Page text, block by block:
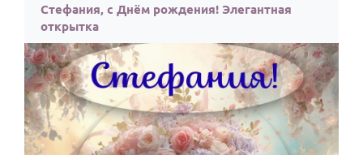
Стефания, с Днём рождения! Элегантная
открытка